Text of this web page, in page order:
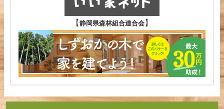
【 静岡県森林組合連合会 】